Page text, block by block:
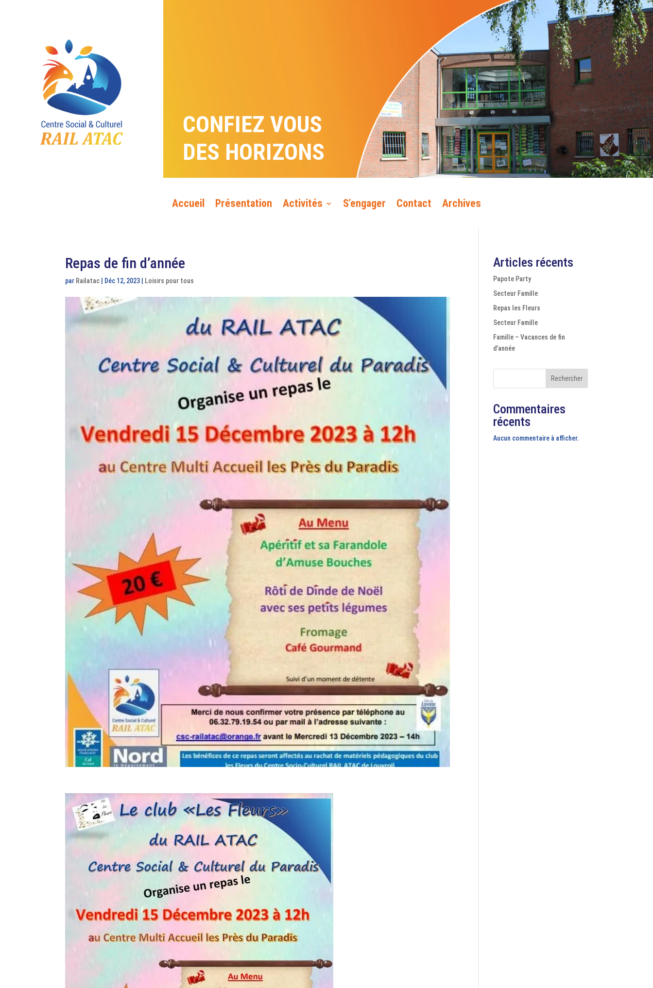
CONFIEZ VOUS
DES HORIZONS
Accueil Présentation Activités S’engager Contact Archives
Repas de fin d’année
par Railatac Déc 12, 2023 Loisirs pour tous
Articles récents
Papote Party
Secteur Famille
Repas les Fleurs
Secteur Famille
Famille – Vacances de fin
d’année
Rechercher
Commentaires
récents
Aucun commentaire à afficher.